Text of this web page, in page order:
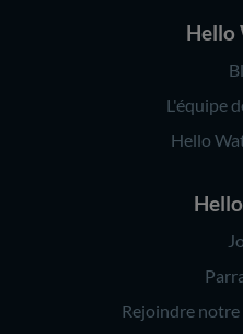
Hello
L'équipe
Hello
Rejoindre